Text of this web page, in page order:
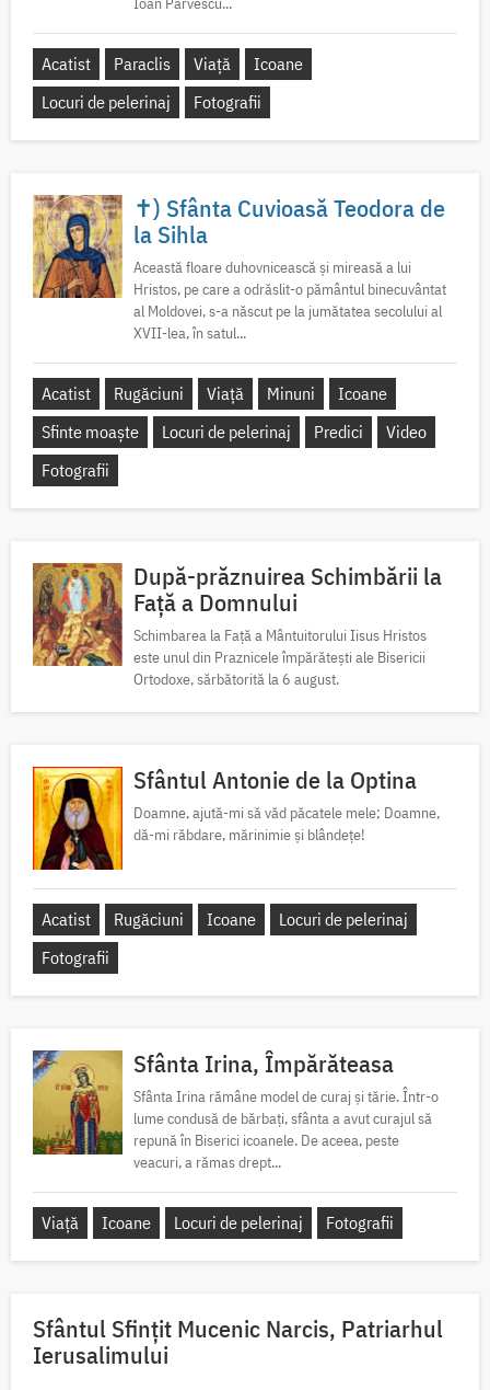
Acatist Paraclis Viață
Icoane
Locuri de pelerinaj
Fotografii
✝) Sfânta Cuvioasă Teodora de
la Sihla
Această floare duhovnicească și mireasă a lui
Hristos, pe care a odrăslit-o pământul binecuvântat
al Moldovei, s-a născut pe la jumătatea secolului al
XVII-lea, în satul...
Acatist Rugăciuni Viață Minuni
Icoane
Sfinte moaște
Locuri de pelerinaj Predici
Video
Fotografii
După-prăznuirea Schimbării la
Față a Domnului
Schimbarea la Față a Mântuitorului Iisus Hristos
este unul din Praznicele împărătești ale Bisericii
Ortodoxe, sărbătorită la 6 august.
Sfântul Antonie de la Optina
Doamne, ajută-mi să văd păcatele mele; Doamne,
dă-mi răbdare, mărinimie şi blândeţe!
Acatist Rugăciuni Icoane
Locuri de pelerinaj
Fotografii
Sfânta Irina, Împărăteasa
Sfânta Irina rămâne model de curaj și tărie. Într-o
lume condusă de bărbați, sfânta a avut curajul să
repună în Biserici icoanele. De aceea, peste
veacuri, a rămas drept...
Viață Icoane Locuri de pelerinaj Fotografii
Sfântul Sfinţit Mucenic Narcis, Patriarhul
Ierusalimului